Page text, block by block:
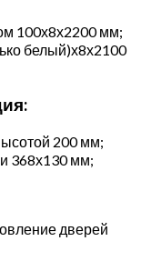
100х8х2200 мм;
белый)х8х2100
200 мм;
368х130 мм;
дверей